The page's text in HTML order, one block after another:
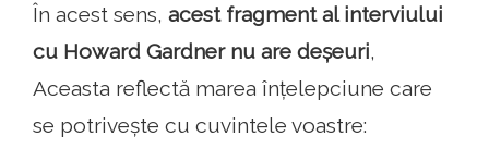
În acest sens, acest fragment al interviului
cu Howard Gardner nu are deșeuri,
Aceasta reflectă marea înțelepciune care
se potrivește cu cuvintele voastre: